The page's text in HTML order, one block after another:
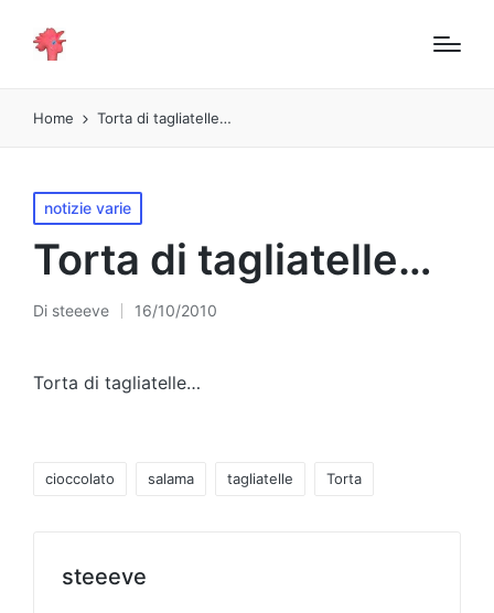
Home Torta di tagliatelle…
Pubblicato
in
notizie varie
Torta di tagliatelle…
Pubblicato
Di steeeve 16/10/2010
Torta di tagliatelle…
cioccolato salama tagliatelle Torta
steeeve